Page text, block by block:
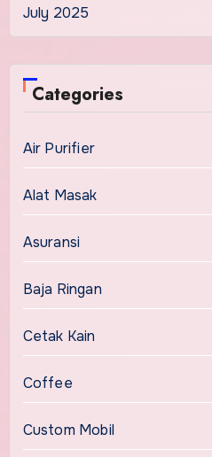
July 2025
Categories
Air Purifier
Alat Masak
Asuransi
Baja Ringan
Cetak Kain
Coffee
Custom Mobil